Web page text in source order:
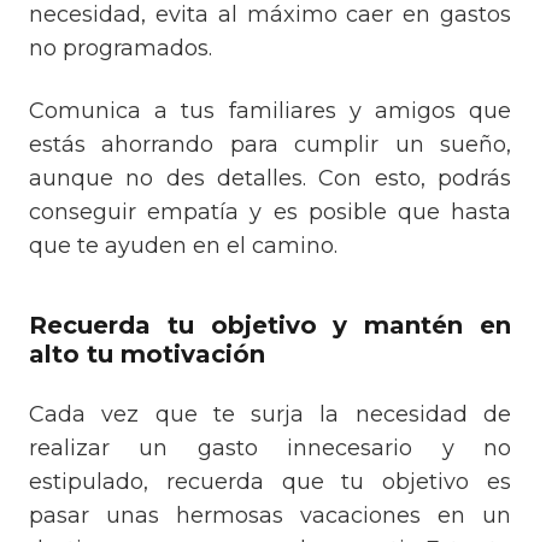
necesidad, evita al máximo caer en gastos
no programados.
Comunica a tus familiares y amigos que
estás ahorrando para cumplir un sueño,
aunque no des detalles. Con esto, podrás
conseguir empatía y es posible que hasta
que te ayuden en el camino.
Recuerda tu objetivo y mantén en
alto tu motivación
Cada vez que te surja la necesidad de
realizar un gasto innecesario y no
estipulado, recuerda que tu objetivo es
pasar unas hermosas vacaciones en un